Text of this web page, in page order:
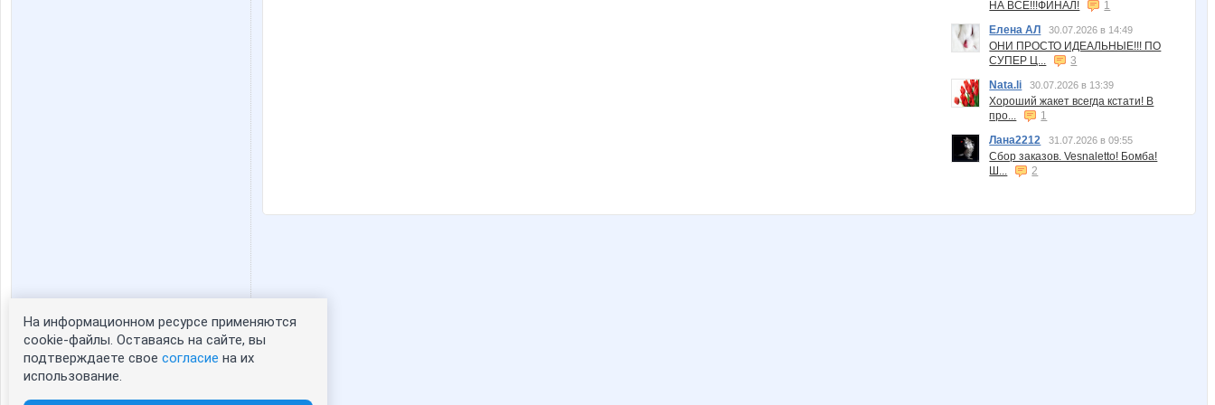
Статистика портрета:
сейчас просматривают портрет - 0
зарегистрированные пользователи
НА ВСЁ!!!ФИНАЛ!
1
Елена АЛ
30.07.2026 в 14:49
ОНИ ПРОСТО ИДЕАЛЬНЫЕ!!! ПО
СУПЕР Ц...
3
Nata.li
30.07.2026 в 13:39
Хороший жакет всегда кстати! В
про...
1
Лана2212
31.07.2026 в 09:55
Сбор заказов. Vesnaletto! Бомба!
Ш...
2
На информационном ресурсе применяются
cookie-файлы. Оставаясь на сайте, вы
подтверждаете свое согласие на их
использование.